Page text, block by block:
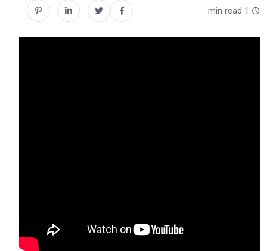
1 min read